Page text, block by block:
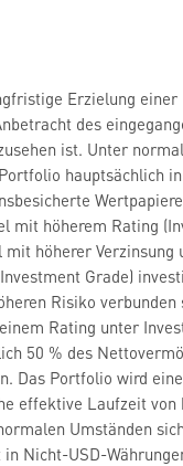
Erzielung einer
des
ist. Unter
hauptsächlich in
mit höherem Rating
höherer Verzinsung
Grade)
Risiko verbunden
Rating unter
50 % des
Das Portfolio wird eine
effektive Laufzeit von
Umständen
Nicht-USD-